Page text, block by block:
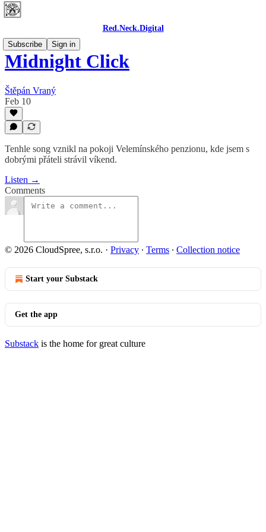
Red.Neck.Digital
Subscribe
Sign in
Midnight Click
Štěpán Vraný
Feb 10
Tenhle song vznikl na pokoji Velemínského penzionu, kde jsem s
dobrými přáteli strávil víkend.
Listen →
Comments
© 2026 CloudSpree, s.r.o. · Privacy ∙ Terms ∙ Collection notice
Start your Substack
Get the app
Substack is the home for great culture